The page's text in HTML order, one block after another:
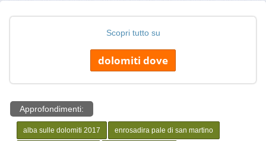
Scopri tutto su
dolomiti dove
Approfondimenti:
alba sulle dolomiti 2017 enrosadira pale di san martino